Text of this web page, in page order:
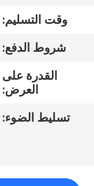
أخبار
اطلب
اقتباس
خريطة
وقت التسليم:
شروط الدفع:
القدرة على
العرض:
تسليط الضوء: